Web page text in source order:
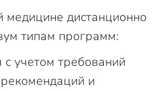
медицине дистанционно
типам программ:
учетом требований
и